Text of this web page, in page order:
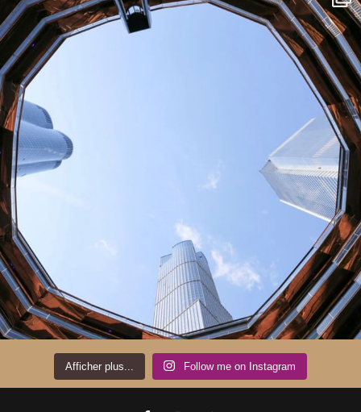
Afficher plus... Follow me on Instagram